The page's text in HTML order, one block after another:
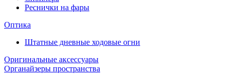
Реснички на фары
Оптика
Штатные дневные ходовые огни
Оригинальные аксессуары
Органайзеры пространства